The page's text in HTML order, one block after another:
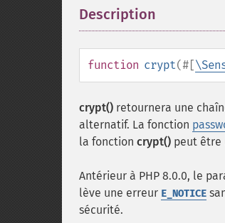
Description
function crypt(#[
crypt() retournera une
alternatif. La fonction
la fonction crypt() peut être
Antérieur à PHP 8.0.0, le
lève une erreur E_NOTICE
sécurité.